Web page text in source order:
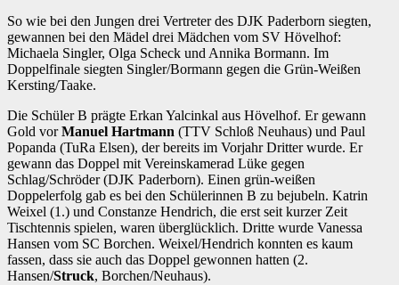
So wie bei den Jungen drei Vertreter des DJK Paderborn siegten,
gewannen bei den Mädel drei Mädchen vom SV Hövelhof:
Michaela Singler, Olga Scheck und Annika Bormann. Im
Doppelfinale siegten Singler/Bormann gegen die Grün-Weißen
Kersting/Taake.
Die Schüler B prägte Erkan Yalcinkal aus Hövelhof. Er gewann
Gold vorManuel Hartmann (TTV Schloß Neuhaus) und Paul
Popanda (TuRa Elsen), der bereits im Vorjahr Dritter wurde. Er
gewann das Doppel mit Vereinskamerad Lüke gegen
Schlag/Schröder (DJK Paderborn). Einen grün-weißen
Doppelerfolg gab es bei den Schülerinnen B zu bejubeln. Katrin
Weixel (1.) und Constanze Hendrich, die erst seit kurzer Zeit
Tischtennis spielen, waren überglücklich. Dritte wurde Vanessa
Hansen vom SC Borchen. Weixel/Hendrich konnten es kaum
fassen, dass sie auch das Doppel gewonnen hatten (2.
Hansen/Struck, Borchen/Neuhaus).